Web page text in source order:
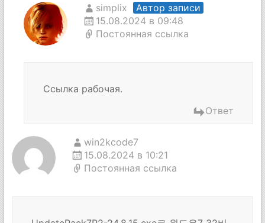
simplix
Автор записи
15.08.2024 в 09:48
Постоянная ссылка
Ссылка рабочая.
Ответ
win2kcode7
15.08.2024 в 10:21
Постоянная ссылка